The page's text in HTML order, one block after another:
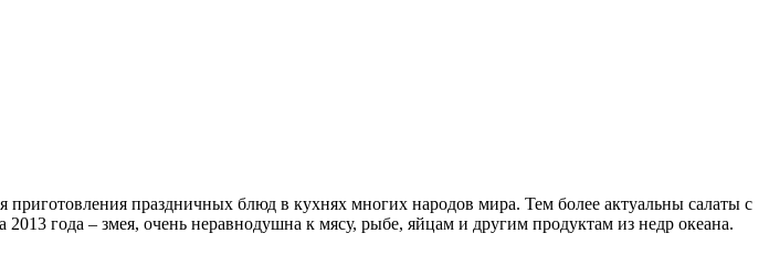
праздничных блюд в кухнях многих народов мира. Тем более актуальны салаты с
года – змея, очень неравнодушна к мясу, рыбе, яйцам и другим продуктам из недр океана.